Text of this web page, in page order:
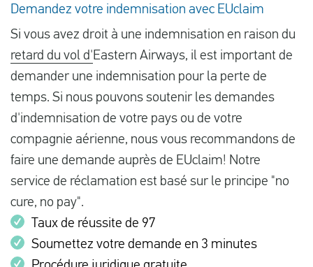
Demandez votre indemnisation avec EUclaim
Si vous avez droit à une indemnisation en raison du
retard du vol d'Eastern Airways, il est important de
demander une indemnisation pour la perte de
temps. Si nous pouvons soutenir les demandes
d'indemnisation de votre pays ou de votre
compagnie aérienne, nous vous recommandons de
faire une demande auprès de EUclaim! Notre
service de réclamation est basé sur le principe "no
cure, no pay".
Taux de réussite de 97
Soumettez votre demande en 3 minutes